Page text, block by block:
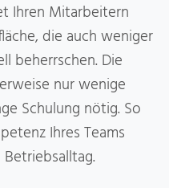
Ihren Mitarbeitern
die auch weniger
beherrschen. Die
nur wenige
Schulung nötig. So
Ihres Teams